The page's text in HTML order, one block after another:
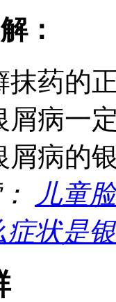
：
抹药的
屑病一
屑病的
儿童
症状是